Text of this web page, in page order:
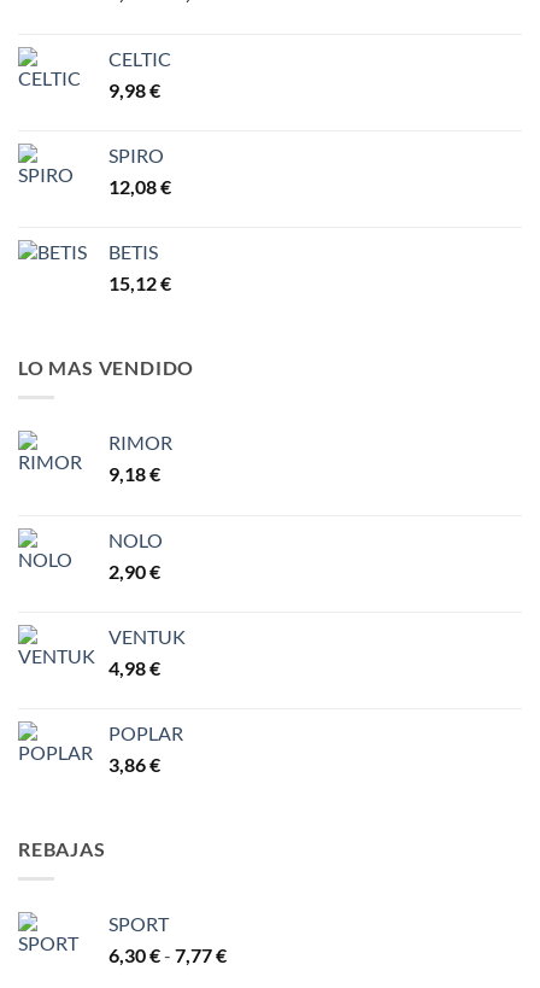
CELTIC
9,98€
SPIRO
12,08€
BETIS
15,12€
LO MAS VENDIDO
RIMOR
9,18€
NOLO
2,90€
VENTUK
4,98€
POPLAR
3,86€
REBAJAS
SPORT
6,30€- 7,77€Rango